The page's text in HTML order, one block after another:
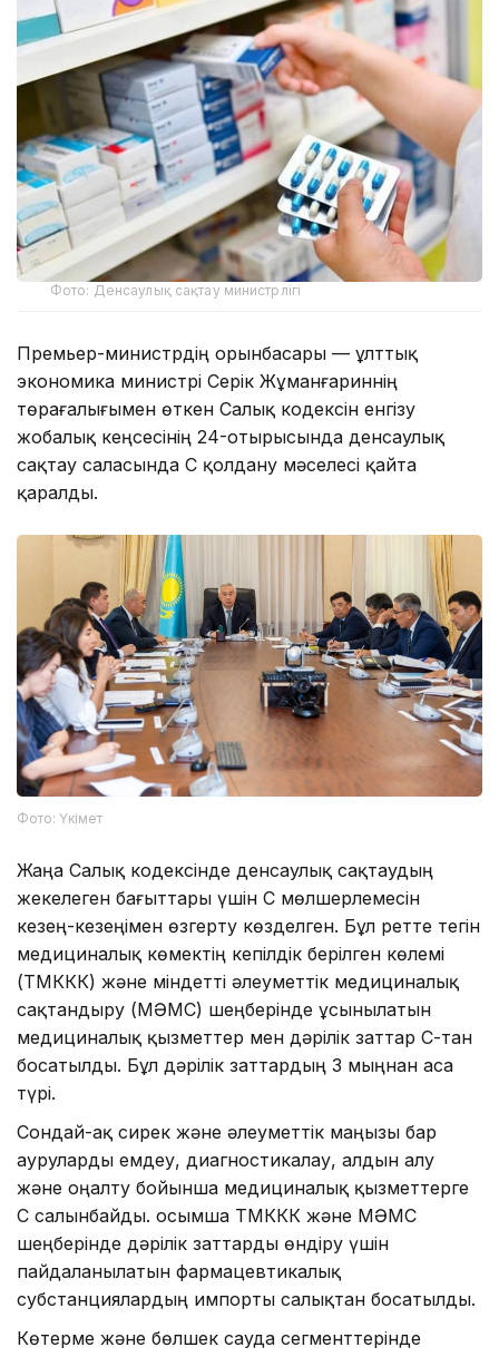
Фото: Денсаулық сақтау министрлігі
Премьер-министрдің орынбасары — ұлттық
экономика министрі Серік Жұманғариннің
төрағалығымен өткен Салық кодексін енгізу
жобалық кеңсесінің 24-отырысында денсаулық
сақтау саласында ҚҚС қолдану мәселесі қайта
қаралды.
Фото: Үкімет
Жаңа Салық кодексінде денсаулық сақтаудың
жекелеген бағыттары үшін ҚҚС мөлшерлемесін
кезең-кезеңімен өзгерту көзделген. Бұл ретте тегін
медициналық көмектің кепілдік берілген көлемі
(ТМККК) және міндетті әлеуметтік медициналық
сақтандыру (МӘМС) шеңберінде ұсынылатын
медициналық қызметтер мен дәрілік заттар ҚҚС-тан
босатылды. Бұл дәрілік заттардың 3 мыңнан аса
түрі.
Сондай-ақ сирек және әлеуметтік маңызы бар
ауруларды емдеу, диагностикалау, алдын алу
және оңалту бойынша медициналық қызметтерге
ҚҚС салынбайды. Қосымша ТМККК және МӘМС
шеңберінде дәрілік заттарды өндіру үшін
пайдаланылатын фармацевтикалық
субстанциялардың импорты салықтан босатылды.
Көтерме және бөлшек сауда сегменттерінде